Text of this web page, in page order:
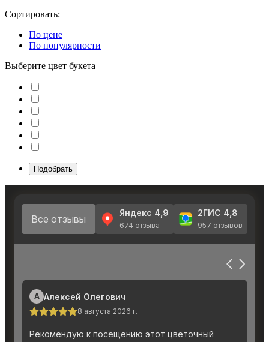
Сортировать:
По цене
По популярности
Выберите цвет букета
Подобрать